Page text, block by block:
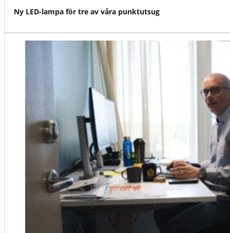
Ny LED-lampa för tre av våra punktutsug